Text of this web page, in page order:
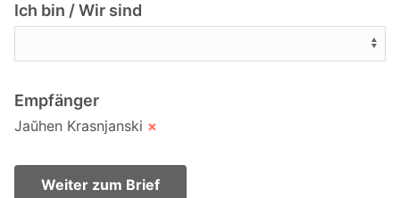
Ich bin / Wir sind
Empfänger
Jaŭhen Krasnjanski ×
Weiter zum Brief